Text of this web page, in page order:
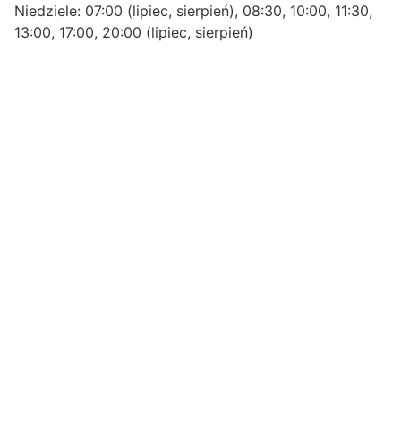
Niedziele: 07:00 (lipiec, sierpień), 08:30, 10:00, 11:30,
13:00, 17:00, 20:00 (lipiec, sierpień)